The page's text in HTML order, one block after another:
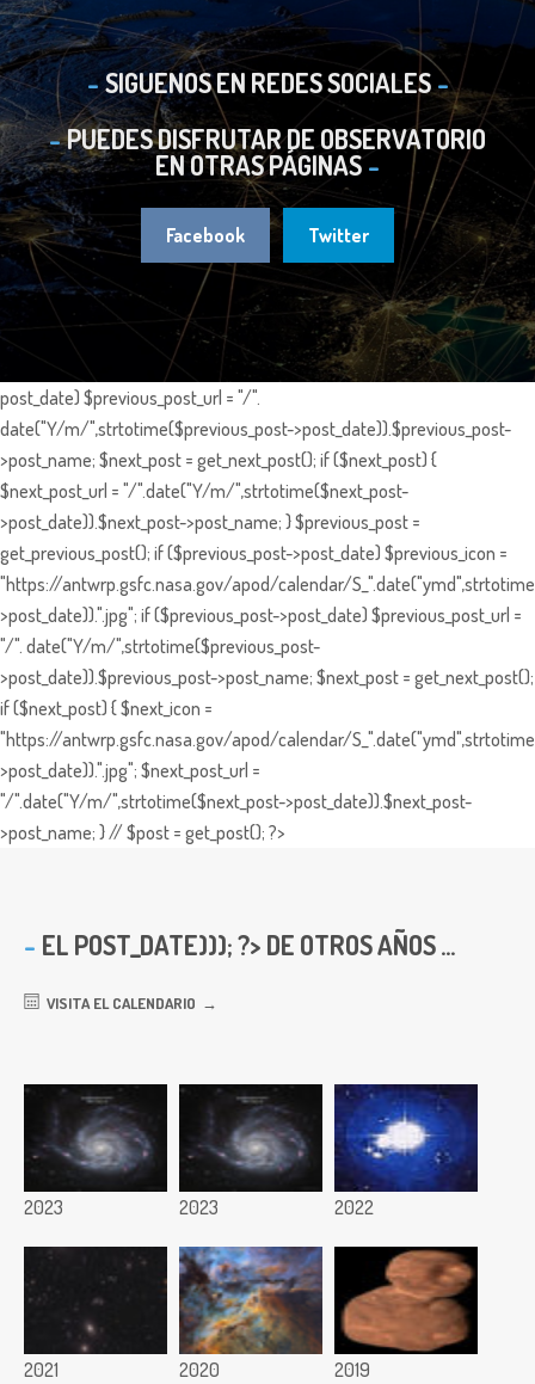
SIGUENOS EN REDES SOCIALES
PUEDES DISFRUTAR DE OBSERVATORIO
EN OTRAS PÁGINAS
Facebook Twitter
post_date) $previous_post_url = "/".
date("Y/m/",strtotime($previous_post->post_date)).$previous_post-
>post_name; $next_post = get_next_post(); if ($next_post) {
$next_post_url = "/".date("Y/m/",strtotime($next_post-
>post_date)).$next_post->post_name; } $previous_post =
get_previous_post(); if ($previous_post->post_date) $previous_icon =
"https://antwrp.gsfc.nasa.gov/apod/calendar/
>post_date)).".jpg"; if ($previous_post->post_date) $previous_post_url =
"/". date("Y/m/",strtotime($previous_post-
>post_date)).$previous_post->post_name; $next_post = get_next_post();
if ($next_post) { $next_icon =
"https://antwrp.gsfc.nasa.gov/apod/calendar/
>post_date)).".jpg"; $next_post_url =
"/".date("Y/m/",strtotime($next_post->post_date)).$next_post-
>post_name; } // $post = get_post(); ?>
EL POST_DATE))); ?> DE OTROS AÑOS ...
VISITA EL CALENDARIO
2023 2023 2022
2021 2020 2019